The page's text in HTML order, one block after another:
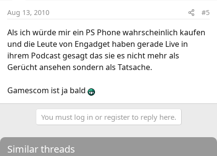
Aug 13, 2010 #5
Als ich würde mir ein PS Phone wahrscheinlich kaufen
und die Leute von Engadget haben gerade Live in
ihrem Podcast gesagt das sie es nicht mehr als
Gerücht ansehen sondern als Tatsache.
Gamescom ist ja bald
You must log in or register to reply here.
Similar threads